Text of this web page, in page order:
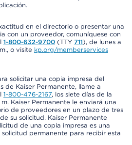
en el directorio o presentar una
con un proveedor, comuníquese con
1-800-632-9700 (TTY 711), de lunes a
o visite kp.org/memberservices
solicitar una copia impresa del
de Kaiser Permanente, llame a
1-800-476-2167, los siete días de la
Kaiser Permanente le enviará una
de proveedores en un plazo de tres
su solicitud. Kaiser Permanente
de una copia impresa es una
solicitud permanente para recibir esta